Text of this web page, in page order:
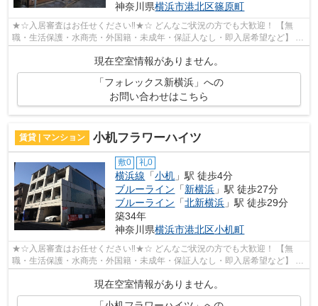
神奈川県横浜市港北区篠原町
★☆入居審査はお任せください‼★☆ どんなご状況の方でも大歓迎！ 【無
職・生活保護・水商売・外国籍・未成年・保証人なし・即入居希望など】 ネ
現在空室情報がありません。
「フォレックス新横浜」への
お問い合わせはこちら
賃貸 | マンション 小机フラワーハイツ
敷0 礼0
横浜線 「小机 」駅 徒歩4分
ブルーライン 「新横浜 」駅 徒歩27分
ブルーライン 「北新横浜 」駅 徒歩29分
築34年
神奈川県横浜市港北区小机町
★☆入居審査はお任せください‼★☆ どんなご状況の方でも大歓迎！ 【無
職・生活保護・水商売・外国籍・未成年・保証人なし・即入居希望など】 ネ
ット非公開の物件からもお探し致します‼ ...
現在空室情報がありません。